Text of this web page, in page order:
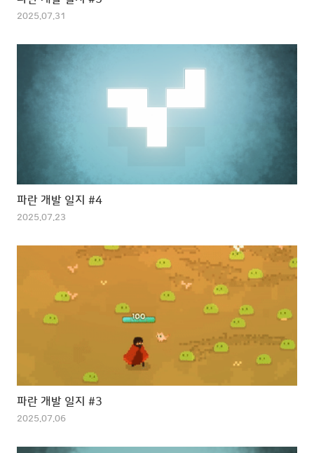
2025.07.31
파란 개발 일지 #4
2025.07.23
파란 개발 일지 #3
2025.07.06